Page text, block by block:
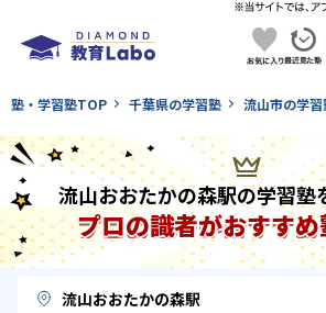
塾・学習塾TOP 千葉県の学習塾 流山市の学習
流山おおたかの森駅の学習塾
プロの識者がおすす
流山おおたかの森駅